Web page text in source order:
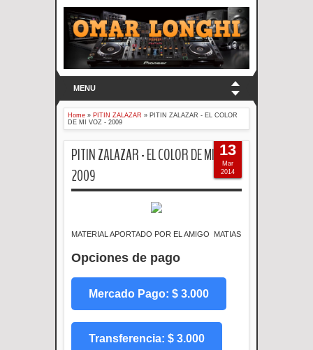
MENU
Home » PITIN ZALAZAR » PITIN ZALAZAR - EL COLOR
DE MI VOZ - 2009
PITIN ZALAZAR - EL COLOR DE MI VOZ -
2009
MATERIAL APORTADO POR EL AMIGO MATIAS
Opciones de pago
Mercado Pago: $ 3.000
Transferencia: $ 3.000
13
Mar
2014